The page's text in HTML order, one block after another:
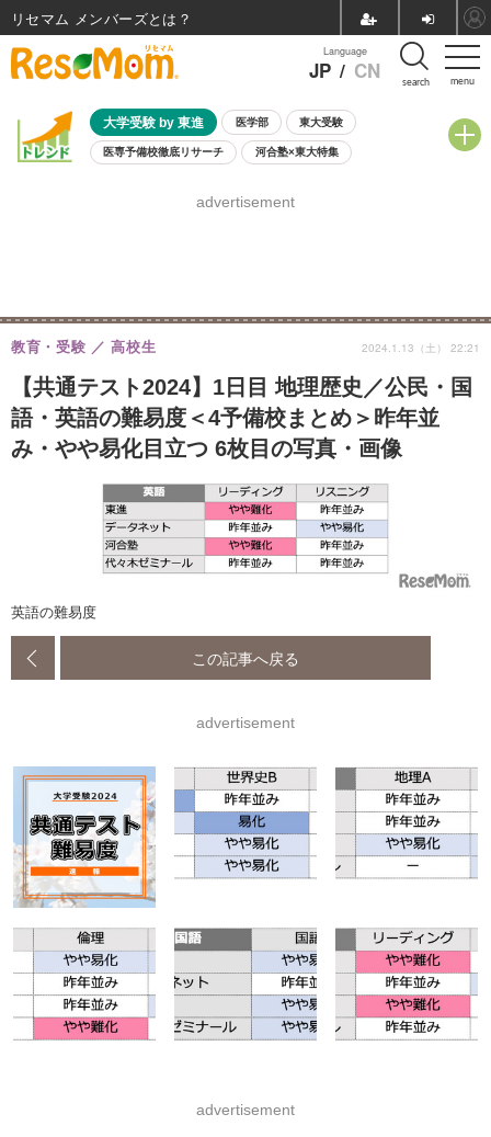
menu
Language
JP / CN search
大学受験 by 東進 医学部 東大受験
医専予備校徹底リサーチ 河合塾×東大特集
8月開催学校説明会・相談会
advertisement
【共通テスト2024】1日目 地理歴史／公民・国
語・英語の難易度＜4予備校まとめ＞昨年並
み・やや易化目立つ 6枚目の写真・画像
教育・受験 高校生 2024.1.13（土） 22:21
英語の難易度
この記事へ戻る
advertisement
advertisement
リセマム メンバーズ